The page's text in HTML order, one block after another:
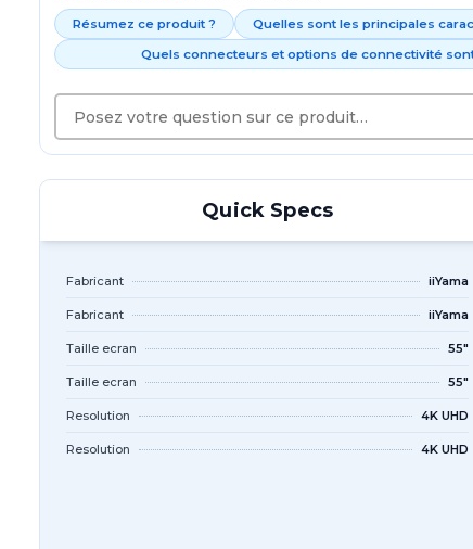
Résumez ce produit ?
Quelles sont les principales
Quels connecteurs et options de connectivité
Quick Specs
Fabricant iiYama
Fabricant iiYama
Taille ecran 55"
Taille ecran 55"
Resolution 4K UHD
Resolution 4K UHD